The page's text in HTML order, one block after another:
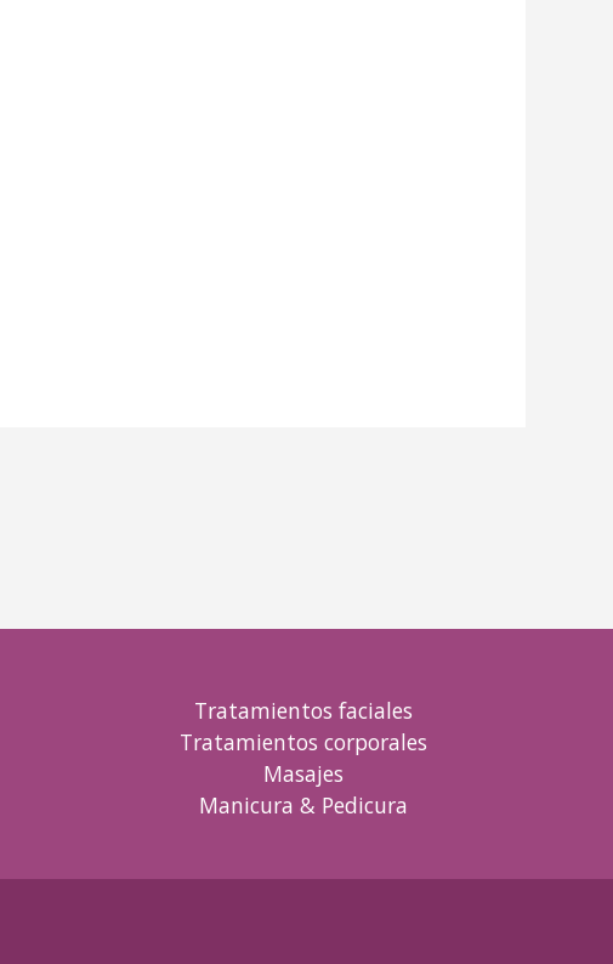
Tratamientos faciales
Tratamientos corporales
Masajes
Manicura & Pedicura